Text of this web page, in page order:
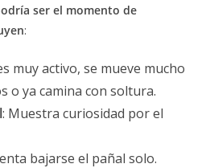
ser el momento de
:
muy activo, se mueve mucho
o ya camina con soltura.
: Muestra curiosidad por el
bajarse el pañal solo.